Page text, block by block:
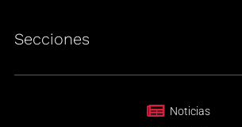
Secciones
Noticias